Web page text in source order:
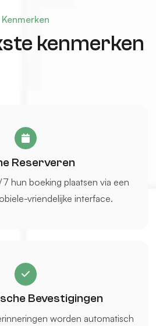
Kenmerken
kenmerken
Reserveren
hun boeking plaatsen via een
vriendelijke interface.
Bevestigingen
worden automatisch